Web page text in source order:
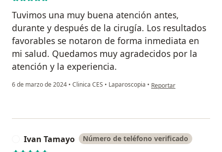
Tuvimos una muy buena atención antes,
durante y después de la cirugía. Los resultados
favorables se notaron de forma inmediata en
mi salud. Quedamos muy agradecidos por la
atención y la experiencia.
6 de marzo de 2024 • Clinica CES • Laparoscopia • en opinión del usuario
Reportar
Ivan Tamayo Número de teléfono verificado